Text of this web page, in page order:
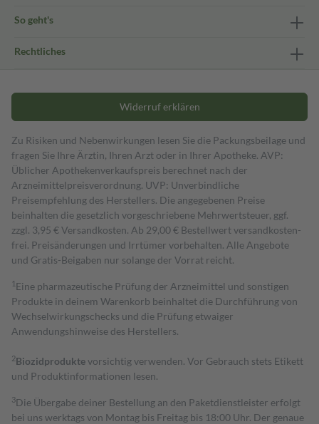
So geht's
Rechtliches
Widerruf erklären
Zu Risiken und Nebenwirkungen lesen Sie die Packungsbeilage und
fragen Sie Ihre Ärztin, Ihren Arzt oder in Ihrer Apotheke. AVP:
Üblicher Apothekenverkaufspreis berechnet nach der
Arzneimittelpreisverordnung. UVP: Unverbindliche
Preisempfehlung des Herstellers. Die angegebenen Preise
beinhalten die gesetzlich vorgeschriebene Mehrwertsteuer, ggf.
zzgl. 3,95 € Versandkosten. Ab 29,00 € Bestell­wert versand­kosten­
frei. Preisänderungen und Irrtümer vorbehalten. Alle Angebote
und Gratis-Beigaben nur solange der Vorrat reicht.
1 Eine pharmazeutische Prüfung der Arzneimittel und sonstigen
Produkte in deinem Warenkorb beinhaltet die Durchführung von
Wechselwirkungschecks und die Prüfung etwaiger
Anwendungshinweise des Herstellers.
2Biozidproduktevorsichtig verwenden. Vor Gebrauch stets Etikett
und Produktinformationen lesen.
3Die Übergabe deiner Bestellung an den Paketdienstleister erfolgt
bei uns werktags von Montag bis Freitag bis 18:00 Uhr. Der genaue